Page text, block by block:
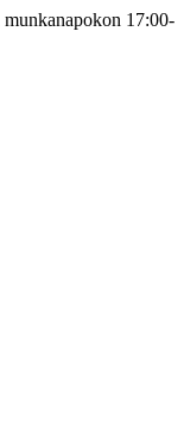
munkanapokon 17:00-